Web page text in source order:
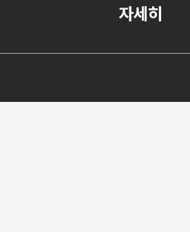
자세히